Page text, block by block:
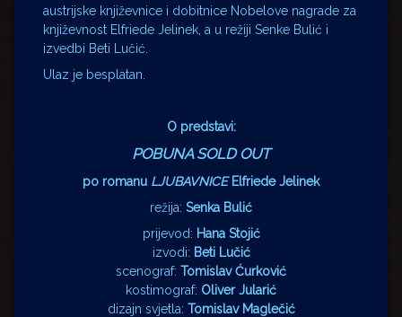
austrijske književnice i dobitnice Nobelove nagrade za
književnost Elfriede Jelinek, a u režiji Senke Bulić i
izvedbi Beti Lučić.
Ulaz je besplatan.
O predstavi:
POBUNA SOLD OUT
po romanu LJUBAVNICEElfriede Jelinek
režija: Senka Bulić
prijevod: Hana Stojić
izvodi: Beti Lučić
scenograf: Tomislav Ćurković
kostimograf: Oliver Jularić
dizajn svjetla: Tomislav Maglečić